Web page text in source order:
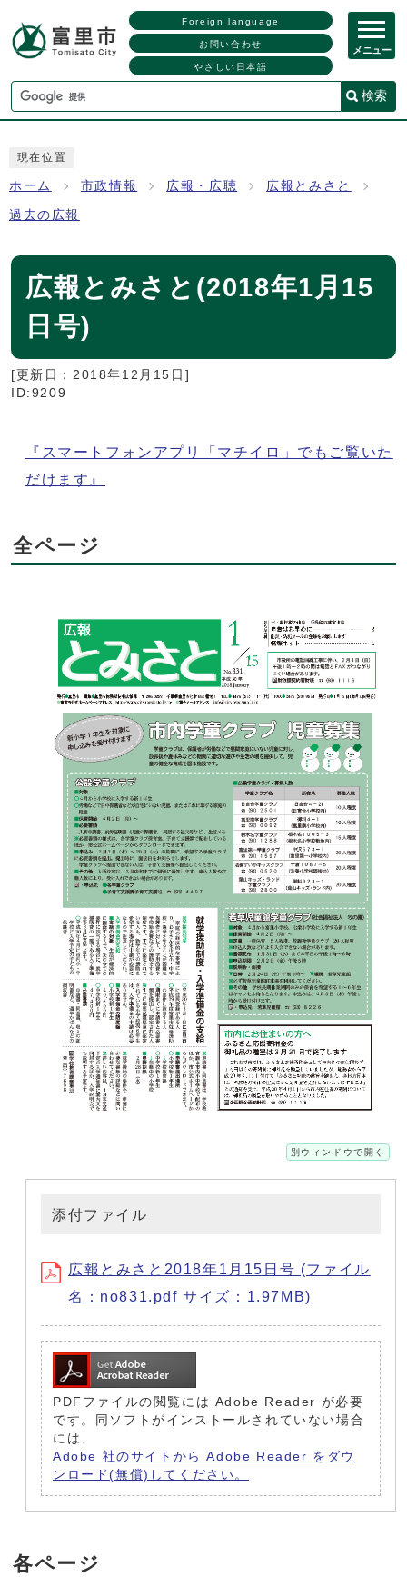
Foreign language
お問い合わせ
やさしい日本語
検索
メニュー
現在位置
ホーム 市政情報 広報・広聴 広報とみさと
過去の広報
広報とみさと(2018年1月15
日号)
[更新日： 2018年12月15日 ]
ID:9209
『スマートフォンアプリ「マチイロ」でもご覧いた
だけます』
全ページ
別ウィンドウで開く
添付ファイル
広報とみさと2018年1月15日号 (ファイル
名：no831.pdf サイズ：1.97MB)
PDFファイルの閲覧には Adobe Reader が必要
です。同ソフトがインストールされていない場合
には、
Adobe 社のサイトから Adobe Reader をダウ
ンロード(無償)してください。
各ページ